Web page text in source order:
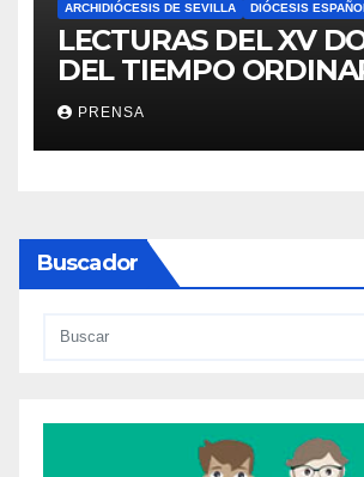
ARCHIDIÓCESIS DE SEVILLA DIÓCESIS
LECTURAS DEL XV
DEL TIEMPO
PRENSA
Buscador